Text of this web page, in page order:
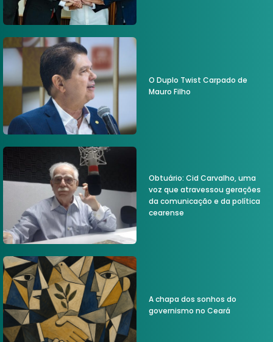
O Duplo Twist Carpado de
Mauro Filho
Obtuário: Cid Carvalho, uma
voz que atravessou gerações
da comunicação e da política
cearense
A chapa dos sonhos do
governismo no Ceará